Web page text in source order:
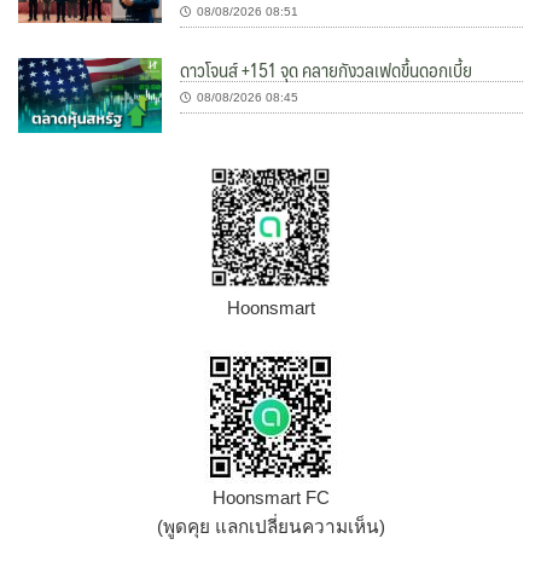
08/08/2026 08:51
ดาวโจนส์ +151 จุด คลายกังวลเฟดขึ้นดอกเบี้ย
08/08/2026 08:45
Hoonsmart
Hoonsmart FC
(พูดคุย แลกเปลี่ยนความเห็น)